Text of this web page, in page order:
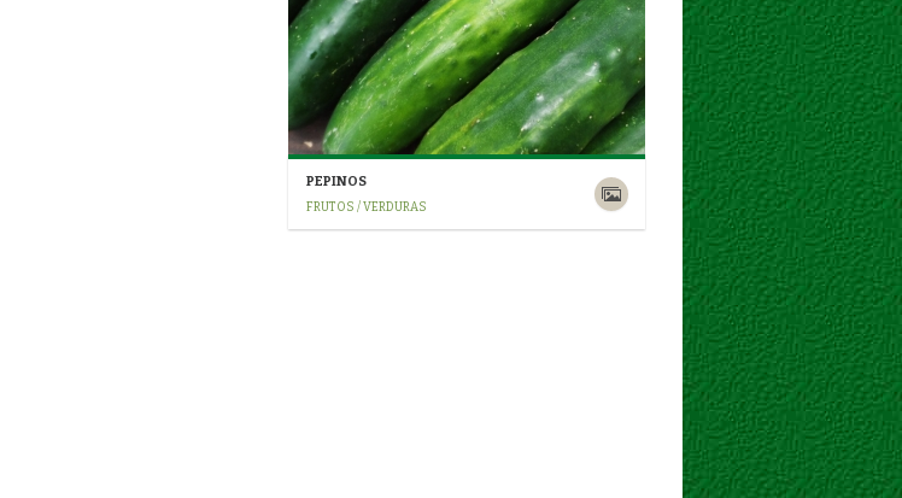
PEPINOS
FRUTOS / VERDURAS